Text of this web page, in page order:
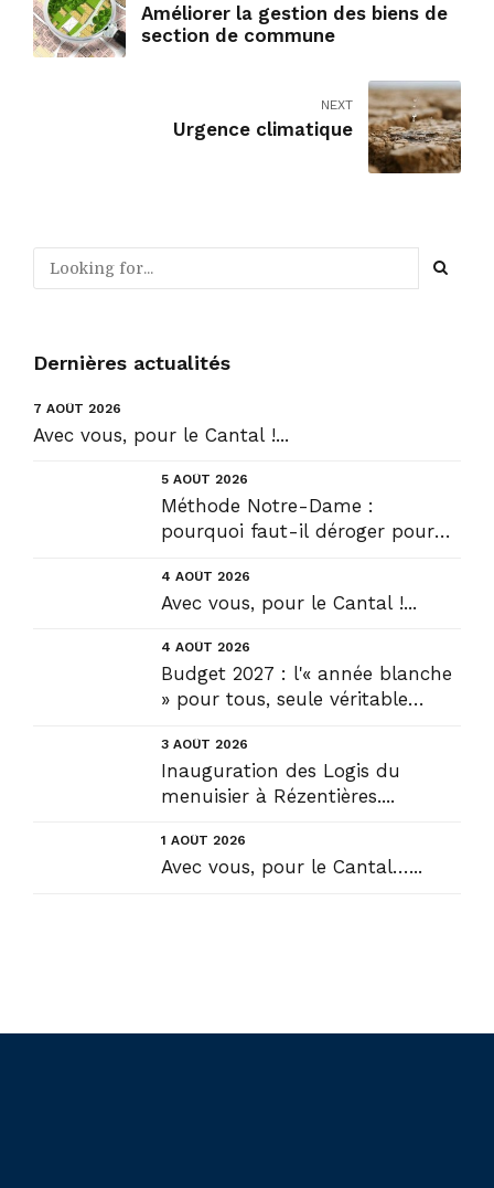
Améliorer la gestion des biens de
section de commune
NEXT
Urgence climatique
Dernières actualités
7 AOÛT 2026
Avec vous, pour le Cantal !...
5 AOÛT 2026
Méthode Notre-Dame :
pourquoi faut-il déroger pour
4 AOÛT 2026
Avec vous, pour le Cantal !...
4 AOÛT 2026
Budget 2027 : l'« année blanche
» pour tous, seule véritable
3 AOÛT 2026
Inauguration des Logis du
menuisier à Rézentières....
1 AOÛT 2026
Avec vous, pour le Cantal…...